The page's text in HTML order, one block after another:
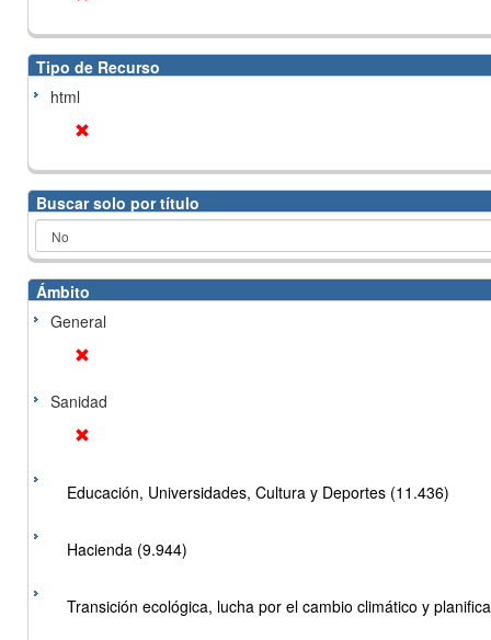
Tipo de Recurso
html
Buscar solo por título
Ámbito
General
Sanidad
Educación, Universidades, Cultura y Deportes (11.436)
Hacienda (9.944)
Transición ecológica, lucha por el cambio climático y